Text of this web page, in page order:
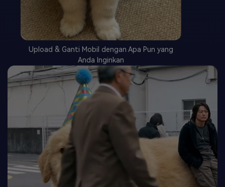
Upload & Ganti Mobil dengan Apa Pun yang
Anda Inginkan